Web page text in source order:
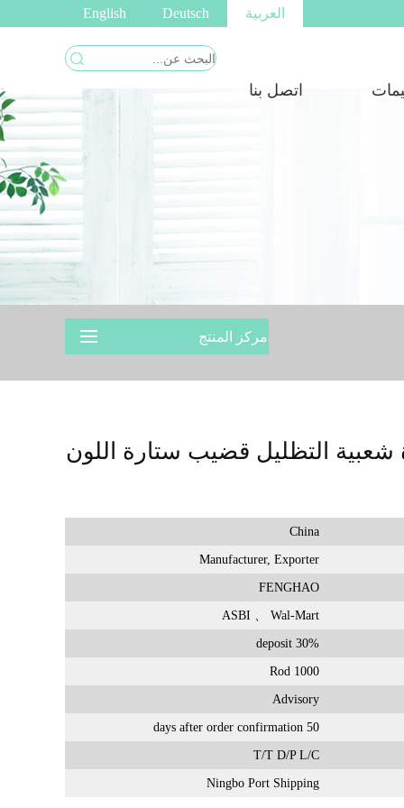
English Deutsch العربية
اتصل بنا
مركز المنتج
شعبية التظليل قضيب ستارة اللون
China
Manufacturer, Exporter
FENGHAO
ASBI 、 Wal-Mart
30% deposit
1000 Rod
Advisory
50 days after order confirmation
T/T D/P L/C
Ningbo Port Shipping